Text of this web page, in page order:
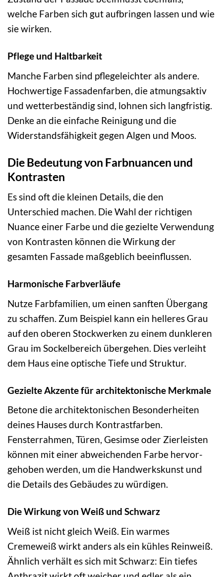
welche Farben sich gut aufbringen lassen und wie
sie wirken.
Pflege und Haltbarkeit
Manche Farben sind pflegeleichter als andere.
Hochwertige Fassadenfarben, die atmungsaktiv
und wetterbeständig sind, lohnen sich langfristig.
Denke an die einfache Reinigung und die
Widerstandsfähigkeit gegen Algen und Moos.
Die Bedeutung von Farbnuancen und
Kontrasten
Es sind oft die kleinen Details, die den
Unterschied machen. Die Wahl der richtigen
Nuance einer Farbe und die gezielte Verwendung
von Kontrasten können die Wirkung der
gesamten Fassade maßgeblich beeinflussen.
Harmonische Farbverläufe
Nutze Farbfamilien, um einen sanften Übergang
zu schaffen. Zum Beispiel kann ein helleres Grau
auf den oberen Stockwerken zu einem dunkleren
Grau im Sockelbereich übergehen. Dies verleiht
dem Haus eine optische Tiefe und Struktur.
Gezielte Akzente für architektonische Merkmale
Betone die architektonischen Besonderheiten
deines Hauses durch Kontrastfarben.
Fensterrahmen, Türen, Gesimse oder Zierleisten
können mit einer abweichenden Farbe hervor­
gehoben werden, um die Handwerkskunst und
die Details des Gebäudes zu würdigen.
Die Wirkung von Weiß und Schwarz
Weiß ist nicht gleich Weiß. Ein warmes
Cremeweiß wirkt anders als ein kühles Reinweiß.
Ähnlich verhält es sich mit Schwarz: Ein tiefes